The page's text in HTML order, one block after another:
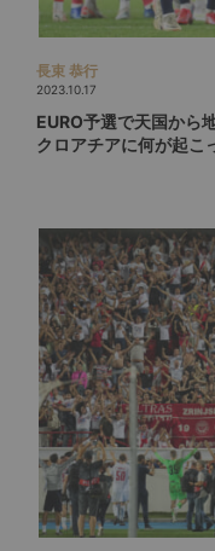
長束 恭行
2023.10.17
EURO予選で天国から
クロアチアに何が起こ